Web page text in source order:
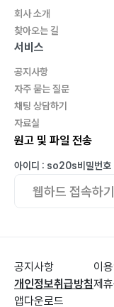
1. 아 쓰파~~깔람이
1) 전투 영어는 일
2. 국산과 외제는 다
1) 외제 감독이라는
2) 적군에게 스트레
3) 그래도 안 된다
3. 국제 노가다
2) 과거의 해외건
4) 선진국 건설
5) 불나비~~~~~
6) ‘고시’ 패스한
회사 소개
찾아오는 길
서비스
공지사항
자주 묻는 질문
채팅 상담하기
자료실
원고 및 파일 전송
아이디 : so20s비밀번
웹하드 접속하기
공지사항
개인정보취급방침
앱다운로드
이
제휴